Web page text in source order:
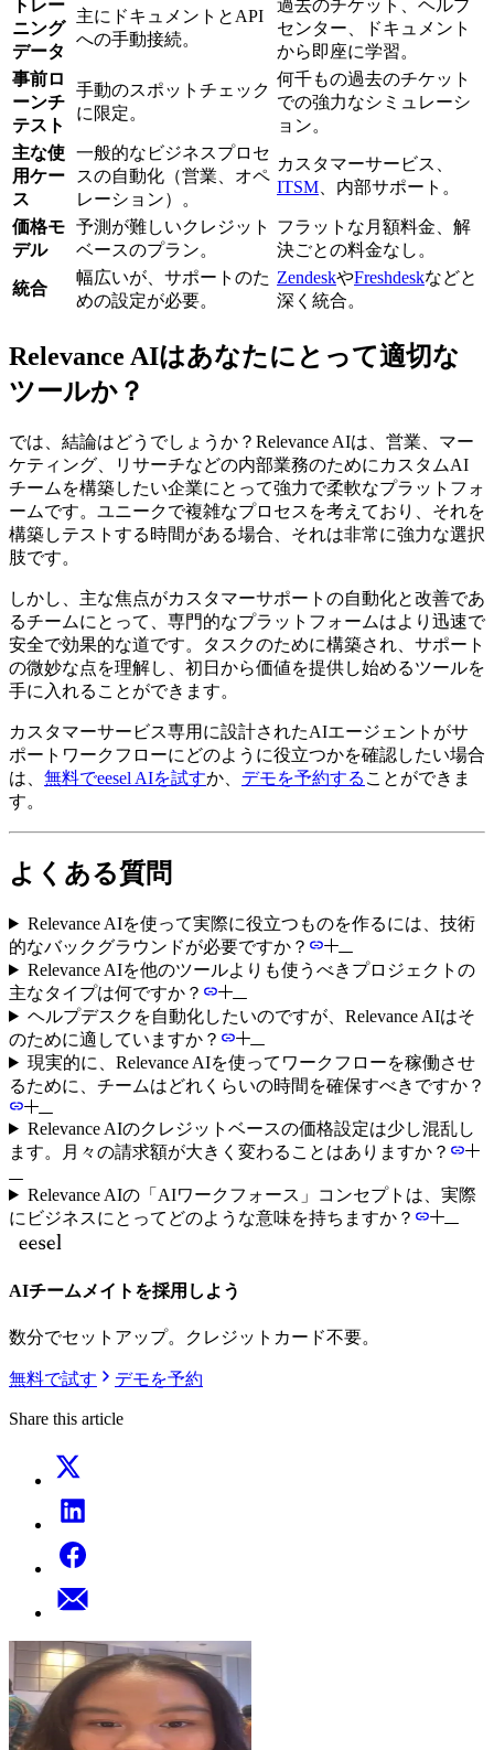
トレー
ニング
データ
主にドキュメントとAPI
への手動接続。
過去のチケット、ヘルプ
センター、ドキュメント
から即座に学習。
事前ロ
ーンチ
テスト
手動のスポットチェック
に限定。
何千もの過去のチケット
での強力なシミュレーシ
ョン。
主な使
用ケー
ス
一般的なビジネスプロセ
スの自動化（営業、オペ
レーション）。
カスタマーサービス、
ITSM 、内部サポート。
価格モ
デル
予測が難しいクレジット
ベースのプラン。
フラットな月額料金、解
決ごとの料金なし。
統合
幅広いが、サポートのた
めの設定が必要。
ZendeskやFreshdeskなどと
深く統合。
Relevance AIはあなたにとって適切な
ツールか？
では、結論はどうでしょうか？Relevance AIは、営業、マー
ケティング、リサーチなどの内部業務のためにカスタムAI
チームを構築したい企業にとって強力で柔軟なプラットフォ
ームです。ユニークで複雑なプロセスを考えており、それを
構築しテストする時間がある場合、それは非常に強力な選択
肢です。
しかし、主な焦点がカスタマーサポートの自動化と改善であ
るチームにとって、専門的なプラットフォームはより迅速で
安全で効果的な道です。タスクのために構築され、サポート
の微妙な点を理解し、初日から価値を提供し始めるツールを
手に入れることができます。
カスタマーサービス専用に設計されたAIエージェントがサ
ポートワークフローにどのように役立つかを確認したい場合
は、 無料でeesel AIを試すか、 デモを予約する ことができま
す。
よくある質問
Relevance AIを使って実際に役立つものを作るには、技術
的なバックグラウンドが必要ですか？
Relevance AIを他のツールよりも使うべきプロジェクトの
主なタイプは何ですか？
ヘルプデスクを自動化したいのですが、Relevance AIはそ
のために適していますか？
現実的に、Relevance AIを使ってワークフローを稼働させ
るために、チームはどれくらいの時間を確保すべきですか？
Relevance AIのクレジットベースの価格設定は少し混乱し
ます。月々の請求額が大きく変わることはありますか？
Relevance AIの「AIワークフォース」コンセプトは、実際
にビジネスにとってどのような意味を持ちますか？
AIチームメイトを採用しよう
数分でセットアップ。クレジットカード不要。
無料で試す デモを予約
Share this article